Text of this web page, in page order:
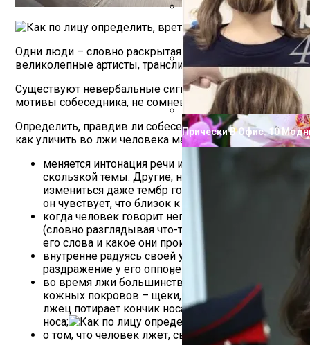
Вот Почему Нельзя
24 Признака
Как Вывести С Одежды
Прически В Офис: 10
Одни люди – словно раскрытая книга: каждая мысль,
великолепные артисты, транслирующие окружающим
Существуют невербальные сигналы, которые выдают
мотивы собеседника, не сомневаться, что он ведет
Определить, правдив ли собеседник проще, если
как уличить во лжи человека малознакомого?
меняется интонация речи и ее скорость. Одни
скользкой темы. Другие, напротив,
измениться даже тембр голоса: стать более
он чувствует, что близок к провалу;
когда человек говорит неправду, он старается
(словно разглядывая что-то вдали). Впрочем, в
его слова и какое они производят впечатление;
внутренне радуясь своей удачной придумке,
раздражение у его оппонента, и тот, сам того не
во время лжи большинство людей волнуются.
кожных покровов – щеки, подбородок, шея, лоб
лжец потирает кончик носа, подбородок,
носа;
о том, что человек лжет, свидетельствуют